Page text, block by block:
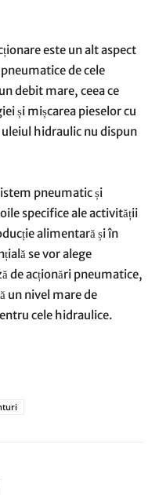
este un alt aspect
de cele
debit mare, ceea ce
și mișcarea pieselor cu
hidraulic nu dispun
pneumatic și
specifice ale activității
alimentară și în
se vor alege
de acționări pneumatice,
un nivel mare de
cele hidraulice.